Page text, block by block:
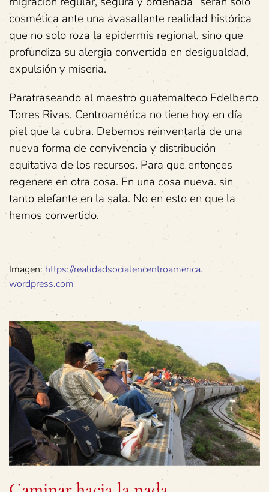
cosmética ante una avasallante realidad histórica
que no solo roza la epidermis regional, sino que
profundiza su alergia convertida en desigualdad,
expulsión y miseria.
Parafraseando al maestro guatemalteco Edelberto
Torres Rivas, Centroamérica no tiene hoy en día
piel que la cubra. Debemos reinventarla de una
nueva forma de convivencia y distribución
equitativa de los recursos. Para que entonces
regenere en otra cosa. En una cosa nueva. sin
tanto elefante en la sala. No en esto en que la
hemos convertido.
Imagen: https://realidadsocialencentroamerica.
wordpress.com